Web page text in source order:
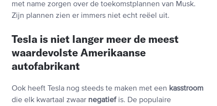
met name zorgen over de toekomstplannen van Musk.
Zijn plannen zien er immers niet echt reëel uit.
Tesla is niet langer meer de meest
waardevolste Amerikaanse
autofabrikant
Ook heeft Tesla nog steeds te maken met een kasstroom
die elk kwartaal zwaar negatief is. De populaire